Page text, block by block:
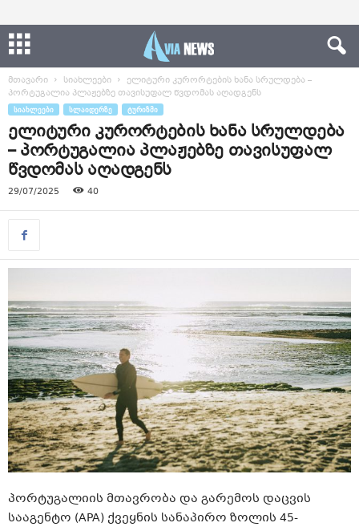
მთავარი სიახლეები
ელიტური კურორტების ხანა სრულდება –
პორტუგალია პლაჟებზე თავისუფალ წვდომას აღადგენს
ᲡᲘᲐᲮᲚᲔᲔᲑᲘ ᲡᲚᲐᲘᲓᲔᲠᲖᲔ ᲢᲣᲠᲘᲖᲛᲘ
ელიტური კურორტების ხანა სრულდება
– პორტუგალია პლაჟებზე თავისუფალ
წვდომას აღადგენს
29/07/2025 40
პორტუგალიის მთავრობა და გარემოს დაცვის
სააგენტო (APA) ქვეყნის სანაპირო ზოლის 45-